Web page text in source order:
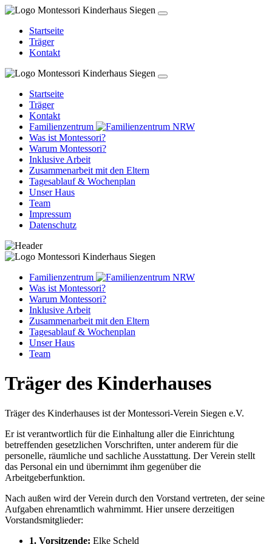
Startseite
Träger
Kontakt
Startseite
Träger
Kontakt
Familienzentrum
Was ist Montessori?
Warum Montessori?
Inklusive Arbeit
Zusammenarbeit mit den Eltern
Tagesablauf & Wochenplan
Unser Haus
Team
Impressum
Datenschutz
Familienzentrum
Was ist Montessori?
Warum Montessori?
Inklusive Arbeit
Zusammenarbeit mit den Eltern
Tagesablauf & Wochenplan
Unser Haus
Team
Träger des Kinderhauses
Träger des Kinderhauses ist der Montessori-Verein Siegen e.V.
Er ist verantwortlich für die Einhaltung aller die Einrichtung
betreffenden gesetzlichen Vorschriften, unter anderem für die
personelle, räumliche und sachliche Ausstattung. Der Verein stellt
das Personal ein und übernimmt ihm gegenüber die
Arbeitgeberfunktion.
Nach außen wird der Verein durch den Vorstand vertreten, der seine
Aufgaben ehrenamtlich wahrnimmt. Hier unsere derzeitigen
Vorstandsmitglieder:
1. Vorsitzende: Elke Scheld